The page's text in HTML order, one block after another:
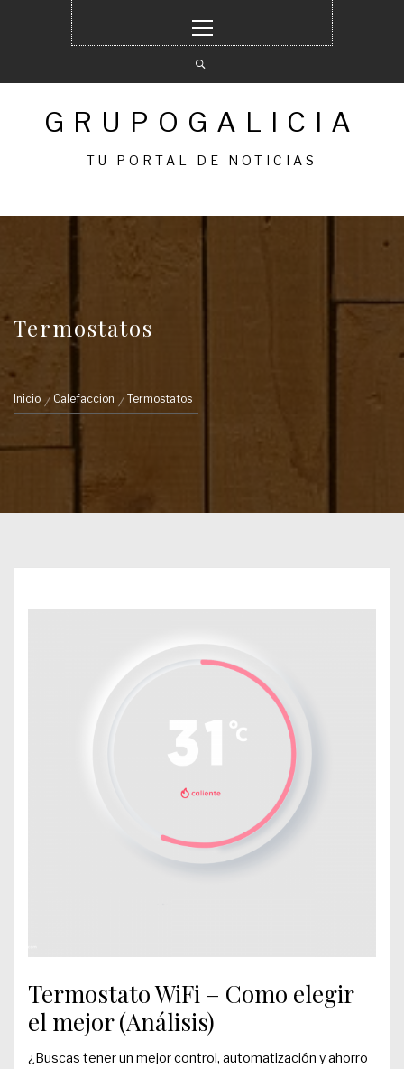
principal
GRUPOGALICIA
TU PORTAL DE NOTICIAS
Termostatos
Inicio Calefaccion Termostatos
Termostato WiFi – Como elegir
el mejor (Análisis)
¿Buscas tener un mejor control, automatización y ahorro